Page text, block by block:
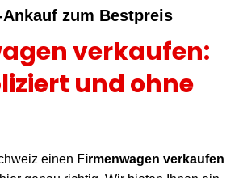
zum Bestpreis
verkaufen:
und ohne
einen Firmenwagen verkaufen